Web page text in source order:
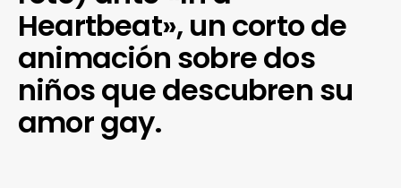
Heartbeat», un corto de
animación sobre dos
niños que descubren su
amor gay.